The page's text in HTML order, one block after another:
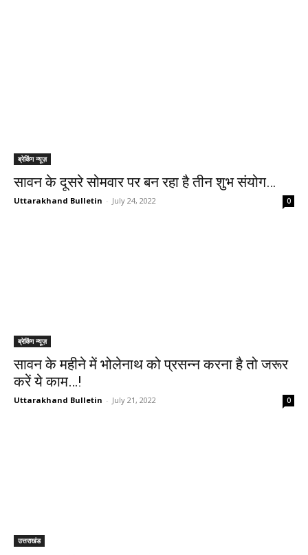
ब्रेकिंग न्यूज़
सावन के दूसरे सोमवार पर बन रहा है तीन शुभ संयोग…
Uttarakhand Bulletin - July 24, 2022 0
ब्रेकिंग न्यूज़
सावन के महीने में भोलेनाथ को प्रसन्न करना है तो जरूर
करें ये काम…!
Uttarakhand Bulletin - July 21, 2022 0
उत्तराखंड